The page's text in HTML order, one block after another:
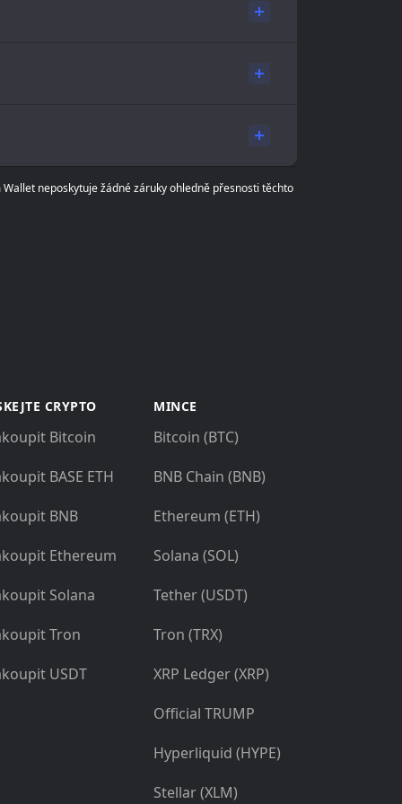
neposkytuje žádné záruky ohledně přesnosti těchto
CRYPTO
Bitcoin
BASE ETH
BNB
Ethereum
Solana
Tron
USDT
MINCE
Bitcoin (BTC)
BNB Chain (BNB)
Ethereum (ETH)
Solana (SOL)
Tether (USDT)
Tron (TRX)
XRP Ledger (XRP)
Official TRUMP
Hyperliquid (HYPE)
Stellar (XLM)